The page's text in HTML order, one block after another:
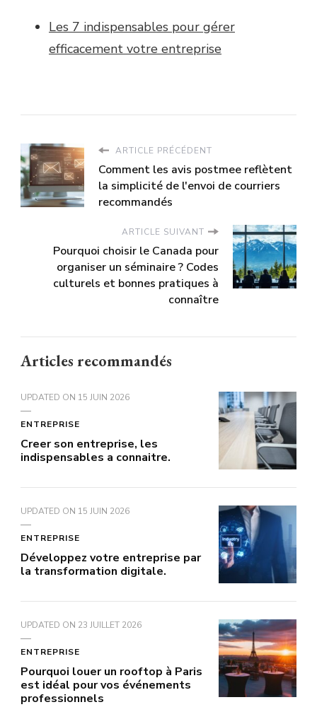
Les 7 indispensables pour gérer
efficacement votre entreprise
ARTICLE PRÉCÉDENT
Comment les avis postmee reflètent
la simplicité de l'envoi de courriers
recommandés
ARTICLE SUIVANT
Pourquoi choisir le Canada pour
organiser un séminaire ? Codes
culturels et bonnes pratiques à
connaître
Articles recommandés
UPDATED ON 15 JUIN 2026
ENTREPRISE
Creer son entreprise, les
indispensables a connaitre.
UPDATED ON 15 JUIN 2026
ENTREPRISE
Développez votre entreprise par
la transformation digitale.
UPDATED ON 23 JUILLET 2026
ENTREPRISE
Pourquoi louer un rooftop à Paris
est idéal pour vos événements
professionnels